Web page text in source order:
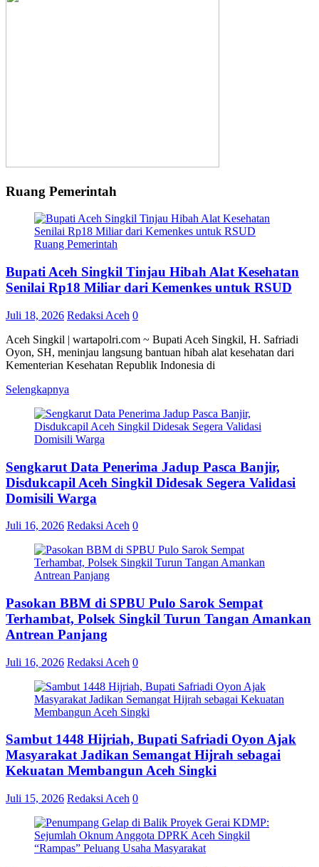
Ruang Pemerintah
Ruang Pemerintah
Bupati Aceh Singkil Tinjau Hibah Alat Kesehatan
Senilai Rp18 Miliar dari Kemenkes untuk RSUD
Juli 18, 2026 Redaksi Aceh 0
Aceh Singkil | wartapolri.com ~ Bupati Aceh Singkil, H. Safriadi
Oyon, SH, meninjau langsung bantuan hibah alat kesehatan dari
Kementerian Kesehatan Republik Indonesia di
Selengkapnya
Sengkarut Data Penerima Jadup Pasca Banjir,
Disdukcapil Aceh Singkil Didesak Segera Validasi
Domisili Warga
Juli 16, 2026 Redaksi Aceh 0
Pasokan BBM di SPBU Pulo Sarok Sempat
Terhambat, Polsek Singkil Turun Tangan Amankan
Antrean Panjang
Juli 16, 2026 Redaksi Aceh 0
Sambut 1448 Hijriah, Bupati Safriadi Oyon Ajak
Masyarakat Jadikan Semangat Hijrah sebagai
Kekuatan Membangun Aceh Singki
Juli 15, 2026 Redaksi Aceh 0